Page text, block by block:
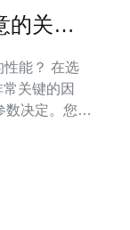
的关键
性能？ 在选
关键的因
数决定。您可
网络带宽